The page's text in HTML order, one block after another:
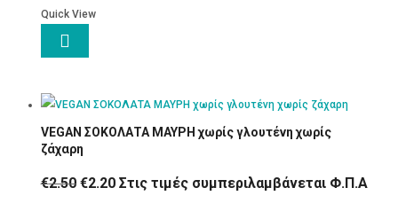
Quick View

VEGAN ΣΟΚΟΛΑΤΑ ΜΑΥΡΗ χωρίς γλουτένη χωρίς
ζάχαρη
€2.50 Original
€2.20ΗΣτις τιμές συμπεριλαμβάνεται Φ.Π.Α